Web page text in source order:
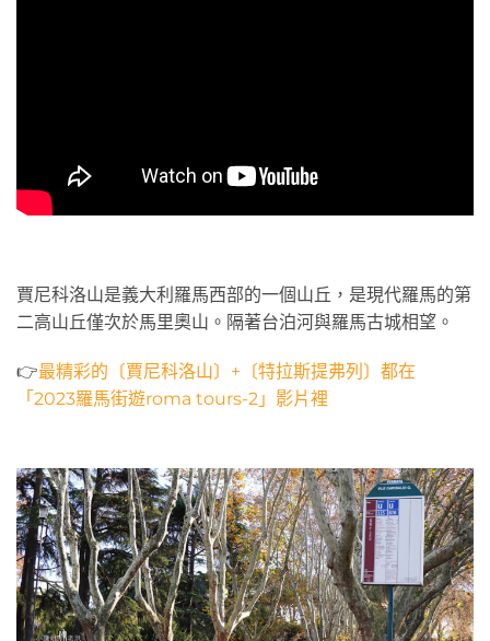
賈尼科洛山是義大利羅馬西部的一個山丘，是現代羅馬的第
二高山丘僅次於馬里奧山。隔著台泊河與羅馬古城相望。
👉最精彩的〔賈尼科洛山〕+〔特拉斯提弗列〕都在
「2023羅馬街遊roma tours-2」影片裡